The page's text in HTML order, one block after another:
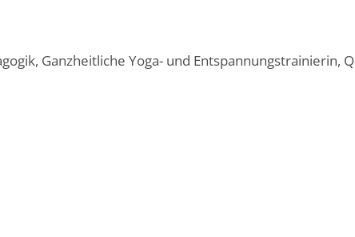
Ganzheitliche Yoga- und Entspannungstrainierin,